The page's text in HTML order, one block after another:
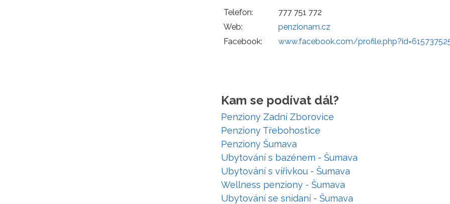
Telefon:
777 751 772
Web:
penzionam.cz
Facebook:
www.facebook.com/
Kam se podívat dál?
Penziony Zadní Zborovice
Penziony Třebohostice
Penziony Šumava
Ubytování s bazénem - Šumava
Ubytování s vířivkou - Šumava
Wellness penziony - Šumava
Ubytování se snídaní - Šumava